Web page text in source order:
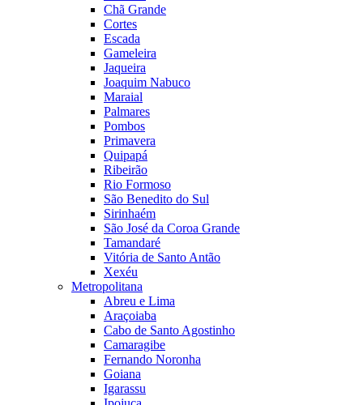
Chã Grande
Cortes
Escada
Gameleira
Jaqueira
Joaquim Nabuco
Maraial
Palmares
Pombos
Primavera
Quipapá
Ribeirão
Rio Formoso
São Benedito do Sul
Sirinhaém
São José da Coroa Grande
Tamandaré
Vitória de Santo Antão
Xexéu
Metropolitana
Abreu e Lima
Araçoiaba
Cabo de Santo Agostinho
Camaragibe
Fernando Noronha
Goiana
Igarassu